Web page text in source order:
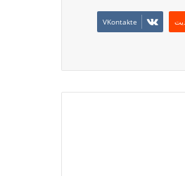
‫VKontakte